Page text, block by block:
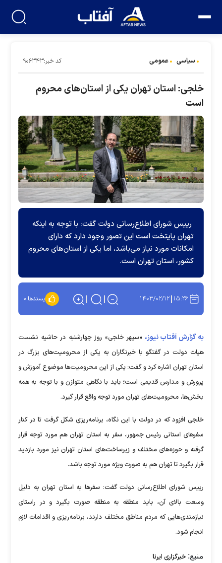
سیاسی عمومی کد خبر:۹۰۶۳۴۳
خلجی: استان تهران یکی از استان‌های محروم
است
رییس شورای اطلاع‌رسانی دولت گفت: با توجه به اینکه
تهران پایتخت است این تصور وجود دارد که دارای
امکانات مورد نیاز می‌باشد، اما یکی از استان‌های محروم
کشور، استان تهران است.
۱۵:۲۶ ۱۴۰۳/۰۲/۱۲ پسندها:۰
به گزارش آفتاب نیوز، «سپهر خلجی» روز چهارشنبه در حاشیه نشست
هیات دولت در گفتگو با خبرنگاران به یکی از محرومیت‌های بزرگ در
استان تهران اشاره کرد و گفت: یکی از این محرومیت‌ها موضوع آموزش و
پرورش و مدارس قدیمی است؛ باید با نگاهی متوازن و با توجه به همه
بخش‌ها، محرومیت‌های تهران مورد توجه واقع قرار گیرد.
خلجی افزود که در دولت با این نگاه، برنامه‌ریزی شکل گرفت تا در کنار
سفر‌های استانی رئیس جمهور، سفر به استان تهران هم مورد توجه قرار
گرفته و حوزه‌های مختلف و زیرساخت‌های استان تهران نیز مورد بازدید
قرار بگیرد تا تهران هم به صورت ویژه مورد توجه باشد.
رییس شورای اطلاع‌رسانی دولت گفت: سفر‌ها به استان تهران به دلیل
وسعت بالای آن، باید منطقه به منطقه صورت بگیرد و در راستای
نیازمندی‌هایی که مردم مناطق مختلف دارند، برنامه‌ریزی و اقدامات لازم
انجام شود.
منبع: خبرگزاری ایرنا